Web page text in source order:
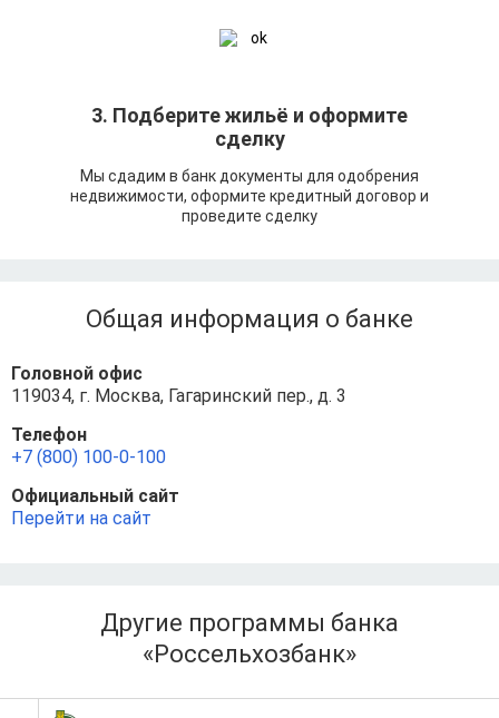
3. Подберите жильё и оформите
сделку
Мы сдадим в банк документы для одобрения
недвижимости, оформите кредитный договор и
проведите сделку
Общая информация о банке
Головной офис
119034, г. Москва, Гагаринский пер., д. 3
Телефон
+7 (800) 100-0-100
Официальный сайт
Перейти на сайт
Другие программы банка
«Россельхозбанк»